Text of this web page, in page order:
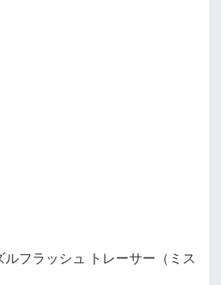
ルフラッシュ トレーサー（ミス